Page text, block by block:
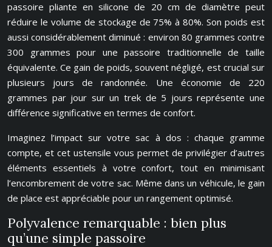
passoire pliante en silicone de 20 cm de diamètre peut
réduire le volume de stockage de 75% à 80%. Son poids est
aussi considérablement diminué : environ 80 grammes contre
300 grammes pour une passoire traditionnelle de taille
équivalente. Ce gain de poids, souvent négligé, est crucial sur
plusieurs jours de randonnée. Une économie de 220
grammes par jour sur un trek de 5 jours représente une
différence significative en termes de confort.
Imaginez l’impact sur votre sac à dos : chaque gramme
compte, et cet ustensile vous permet de privilégier d’autres
éléments essentiels à votre confort, tout en minimisant
l’encombrement de votre sac. Même dans un véhicule, le gain
de place est appréciable pour un rangement optimisé.
Polyvalence remarquable : bien plus
qu’une simple passoire